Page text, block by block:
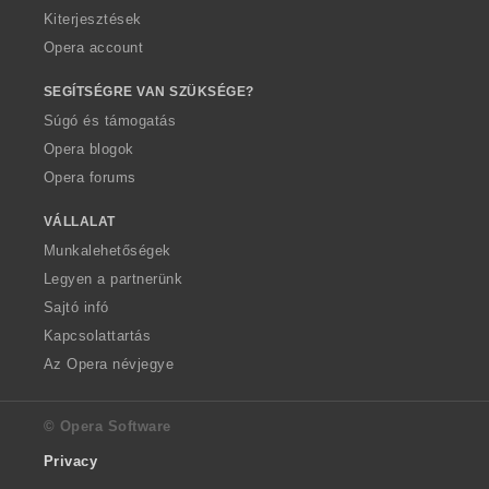
Kiterjesztések
Opera account
SEGÍTSÉGRE VAN SZÜKSÉGE?
Súgó és támogatás
Opera blogok
Opera forums
VÁLLALAT
Munkalehetőségek
Legyen a partnerünk
Sajtó infó
Kapcsolattartás
Az Opera névjegye
© Opera Software
Privacy